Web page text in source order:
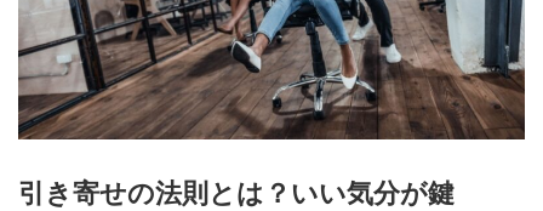
引き寄せの法則とは？いい気分が鍵